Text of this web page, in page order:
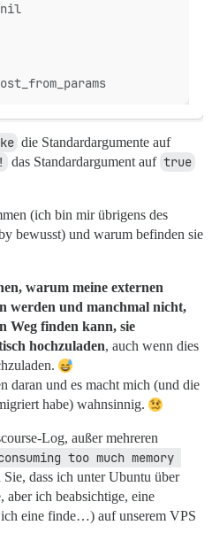
die Standardargumente auf
das Standardargument auf true
(ich bin mir übrigens des
bewusst) und warum befinden sie
warum meine externen
werden und manchmal nicht,
Weg finden kann, sie
hochzuladen, auch wenn dies
daran und es macht mich (und die
habe) wahnsinnig.
Log, außer mehreren
too much memory
Sie, dass ich unter Ubuntu über
ich beabsichtige, eine
eine finde…) auf unserem VPS